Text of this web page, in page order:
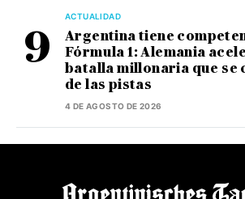
ACTUALIDAD
Argentina tiene
Fórmula 1: Alemania
batalla millonaria que se
de las pistas
4 DE AGOSTO DE 2026